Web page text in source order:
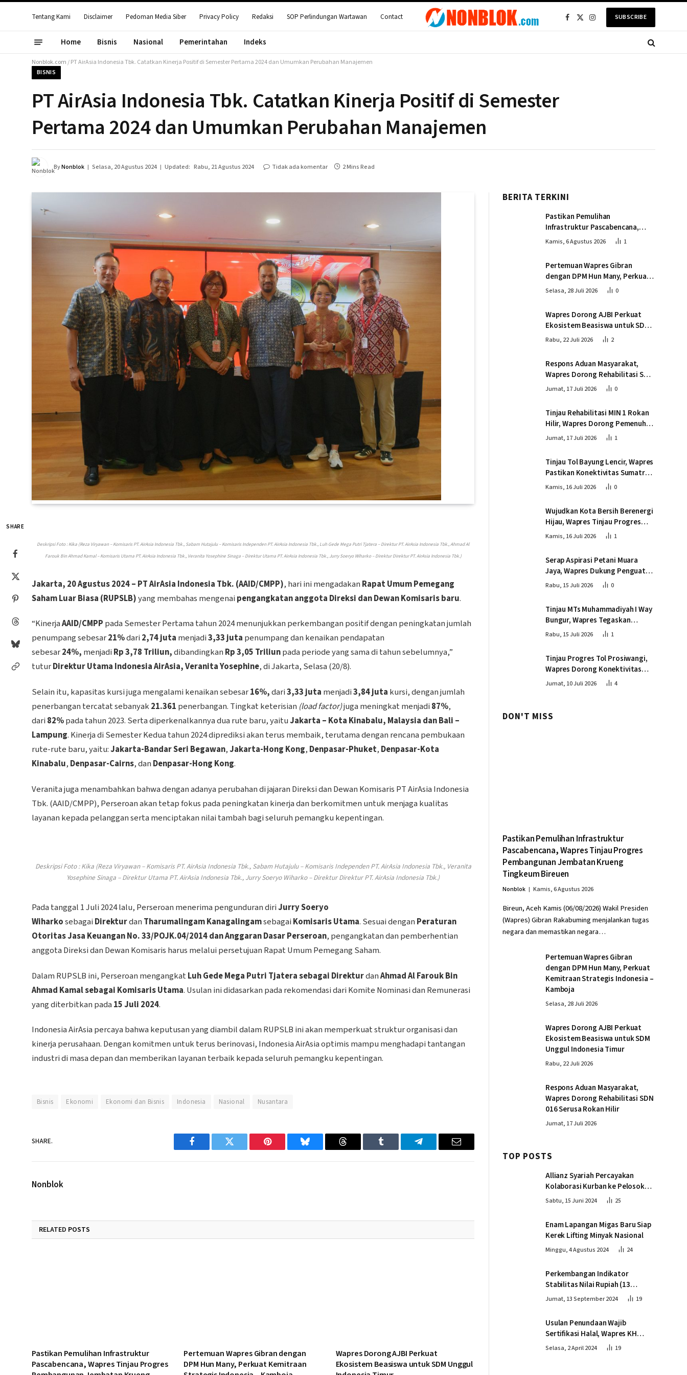
Tentang Kami Disclaimer Pedoman Media Siber Privacy Policy Redaksi SOP Perlindungan Wartawan Contact Facebook
X
InstagramSUBSCRIBE
Home Bisnis Nasional Pemerintahan Indeks
Nonblok.com/PT AirAsia Indonesia Tbk. Catatkan Kinerja Positif di Semester Pertama 2024 dan Umumkan Perubahan Manajemen
BISNIS
PT AirAsia Indonesia Tbk. Catatkan Kinerja Positif di Semester
Pertama 2024 dan Umumkan Perubahan Manajemen
ByNonblok Selasa, 20 Agustus 2024 Updated: Rabu, 21 Agustus 2024 Tidak ada komentar 2 Mins Read
SHARE
Deskripsi Foto : Kika (Reza Viryawan – Komisaris PT. AirAsia Indonesia Tbk., Sabam Hutajulu – Komisaris Independen PT. AirAsia Indonesia Tbk., Luh Gede Mega Putri Tjatera – Direktur PT. AirAsia Indonesia Tbk., Ahmad Al
Farouk Bin Ahmad Kamal – Komisaris Utama PT. AirAsia Indonesia Tbk., Veranita Yosephine Sinaga – Direktur Utama PT. AirAsia Indonesia Tbk., Jurry Soeryo Wiharko – Direktur Direktur PT. AirAsia Indonesia Tbk.)
Jakarta, 20 Agustus 2024 – PT AirAsia Indonesia Tbk. (AAID/CMPP), hari ini mengadakan Rapat Umum Pemegang
Saham Luar Biasa (RUPSLB)yang membahas mengenai pengangkatan anggota Direksi dan Dewan Komisaris baru.
“KinerjaAAID/CMPP pada Semester Pertama tahun 2024 menunjukkan perkembangan positif dengan peningkatan jumlah
penumpang sebesar21%dari 2,74 juta menjadi3,33 juta penumpang dan kenaikan pendapatan
sebesar24%, menjadi Rp 3,78 Triliun,dibandingkan Rp 3,05 Triliunpada periode yang sama di tahun sebelumnya,”
tuturDirektur Utama Indonesia AirAsia, Veranita Yosephine, di Jakarta, Selasa (20/8).
Selain itu, kapasitas kursi juga mengalami kenaikan sebesar16%,dari3,33 juta menjadi3,84 juta kursi, dengan jumlah
penerbangan tercatat sebanyak21.361 penerbangan. Tingkat keterisian (load factor)juga meningkat menjadi 87%,
dari 82%pada tahun 2023. Serta diperkenalkannya dua rute baru, yaituJakarta – Kota Kinabalu, Malaysia dan Bali –
Lampung. Kinerja di Semester Kedua tahun 2024 diprediksi akan terus membaik, terutama dengan rencana pembukaan
rute-rute baru, yaitu:Jakarta-Bandar Seri Begawan,Jakarta-Hong Kong, Denpasar-Phuket, Denpasar-Kota
Kinabalu, Denpasar-Cairns, dan Denpasar-Hong Kong.
Veranita juga menambahkan bahwa dengan adanya perubahan di jajaran Direksi dan Dewan Komisaris PT AirAsia Indonesia
Tbk. (AAID/CMPP), Perseroan akan tetap fokus pada peningkatan kinerja dan berkomitmen untuk menjaga kualitas
layanan kepada pelanggan serta menciptakan nilai tambah bagi seluruh pemangku kepentingan.
Deskripsi Foto : Kika (Reza Viryawan – Komisaris PT. AirAsia Indonesia Tbk., Sabam Hutajulu – Komisaris Independen PT. AirAsia Indonesia Tbk., Veranita
Yosephine Sinaga – Direktur Utama PT. AirAsia Indonesia Tbk., Jurry Soeryo Wiharko – Direktur Direktur PT. AirAsia Indonesia Tbk.)
Pada tanggal 1 Juli 2024 lalu, Perseroan menerima pengunduran diriJurry Soeryo
Wiharkosebagai Direkturdan Tharumalingam Kanagalingamsebagai Komisaris Utama. Sesuai dengan Peraturan
Otoritas Jasa Keuangan No. 33/POJK.04/2014 dan Anggaran Dasar Perseroan, pengangkatan dan pemberhentian
anggota Direksi dan Dewan Komisaris harus melalui persetujuan Rapat Umum Pemegang Saham.
Dalam RUPSLB ini, Perseroan mengangkat Luh Gede Mega Putri Tjatera sebagai DirekturdanAhmad Al Farouk Bin
Ahmad Kamal sebagai Komisaris Utama. Usulan ini didasarkan pada rekomendasi dari Komite Nominasi dan Remunerasi
yang diterbitkan pada 15 Juli 2024.
Indonesia AirAsia percaya bahwa keputusan yang diambil dalam RUPSLB ini akan memperkuat struktur organisasi dan
kinerja perusahaan. Dengan komitmen untuk terus berinovasi, Indonesia AirAsia optimis mampu menghadapi tantangan
industri di masa depan dan memberikan layanan terbaik kepada seluruh pemangku kepentingan.
Bisnis Ekonomi Ekonomi dan Bisnis Indonesia Nasional Nusantara
SHARE.
Facebook Twitter Pinterest Bluesky Threads Tumblr Telegram Email
Nonblok
RELATED POSTS
Pastikan Pemulihan Infrastruktur
Pascabencana, Wapres Tinjau Progres
Pertemuan Wapres Gibran dengan
DPM Hun Many, Perkuat Kemitraan
Wapres Dorong AJBI Perkuat
Ekosistem Beasiswa untuk SDM Unggul
BERITA TERKINI
Pastikan Pemulihan
Infrastruktur Pascabencana,
Wapres Tinjau Progres
Kamis, 6 Agustus 2026 1
Pertemuan Wapres Gibran
dengan DPM Hun Many, Perkuat
Kemitraan Strategis Indonesia –
Selasa, 28 Juli 2026 0
Wapres Dorong AJBI Perkuat
Ekosistem Beasiswa untuk SDM
Unggul Indonesia Timur
Rabu, 22 Juli 2026 2
Respons Aduan Masyarakat,
Wapres Dorong Rehabilitasi SDN
016 Serusa Rokan Hilir
Jumat, 17 Juli 2026 0
Tinjau Rehabilitasi MIN 1 Rokan
Hilir, Wapres Dorong Pemenuhan
Sarana Prasarana Pendidikan
Jumat, 17 Juli 2026 1
Tinjau Tol Bayung Lencir, Wapres
Pastikan Konektivitas Sumatra
Berjalan Optimal
Kamis, 16 Juli 2026 0
Wujudkan Kota Bersih Berenergi
Hijau, Wapres Tinjau Progres
Pembangunan PSEL di
Kamis, 16 Juli 2026 1
Serap Aspirasi Petani Muara
Jaya, Wapres Dukung Penguatan
Ekosistem Singkong untuk
Rabu, 15 Juli 2026 0
Tinjau MTs Muhammadiyah I Way
Bungur, Wapres Tegaskan
Pembangunan SDM Harus
Rabu, 15 Juli 2026 1
Tinjau Progres Tol Prosiwangi,
Wapres Dorong Konektivitas
dan Pertumbuhan Ekonomi
Jumat, 10 Juli 2026 4
DON'T MISS
Pastikan Pemulihan Infrastruktur
Pascabencana, Wapres Tinjau Progres
Pembangunan Jembatan Krueng
Tingkeum Bireuen
Nonblok Kamis, 6 Agustus 2026
Bireun, Aceh Kamis (06/08/2026) Wakil Presiden
(Wapres) Gibran Rakabuming menjalankan tugas
negara dan memastikan negara…
Pertemuan Wapres Gibran
dengan DPM Hun Many, Perkuat
Kemitraan Strategis Indonesia –
Kamboja
Selasa, 28 Juli 2026
Wapres Dorong AJBI Perkuat
Ekosistem Beasiswa untuk SDM
Unggul Indonesia Timur
Rabu, 22 Juli 2026
Respons Aduan Masyarakat,
Wapres Dorong Rehabilitasi SDN
016 Serusa Rokan Hilir
Jumat, 17 Juli 2026
TOP POSTS
Allianz Syariah Percayakan
Kolaborasi Kurban ke Pelosok
Negeri bersama Dompet Dhuafa
Sabtu, 15 Juni 2024 25
Enam Lapangan Migas Baru Siap
Kerek Lifting Minyak Nasional
Minggu, 4 Agustus 2024 24
Perkembangan Indikator
Stabilitas Nilai Rupiah (13
September 2024)
Jumat, 13 September 2024 19
Usulan Penundaan Wajib
Sertifikasi Halal, Wapres KH
Ma’ruf Amin: Proses Tetap
Selasa, 2 April 2024 19